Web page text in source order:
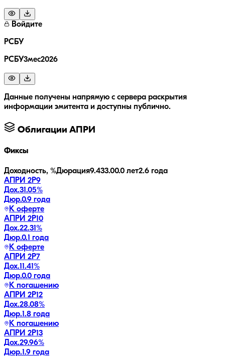
Войдите
РСБУ
РСБУ3мес2026
Данные получены напрямую с сервера раскрытия
информации эмитента и доступны публично.
Облигации АПРИ
Фиксы
Доходность, %Дюрация9.433.00.0 лет2.6 года
АПРИ 2Р9
Дох.31.05%
Дюр.0.9 года
К оферте
АПРИ 2Р10
Дох.22.31%
Дюр.0.1 года
К оферте
АПРИ 2Р7
Дох.11.41%
Дюр.0.0 года
К погашению
АПРИ 2Р12
Дох.28.08%
Дюр.1.8 года
К погашению
АПРИ 2Р13
Дох.29.96%
Дюр.1.9 года